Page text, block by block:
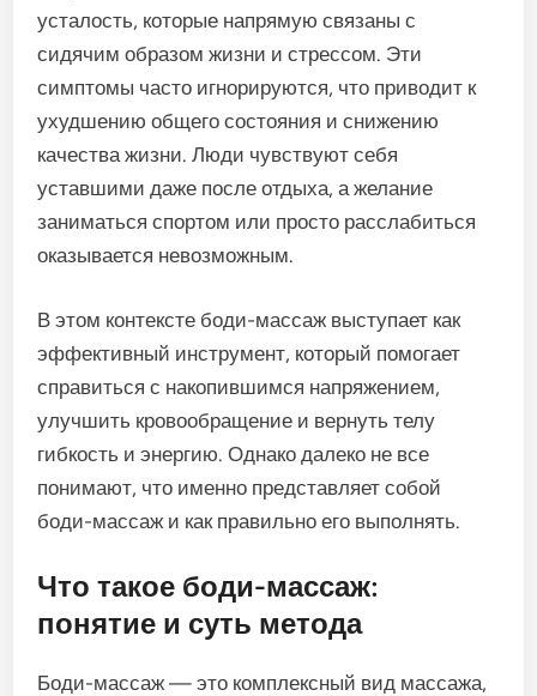
усталость, которые напрямую связаны с
сидячим образом жизни и стрессом. Эти
симптомы часто игнорируются, что приводит к
ухудшению общего состояния и снижению
качества жизни. Люди чувствуют себя
уставшими даже после отдыха, а желание
заниматься спортом или просто расслабиться
оказывается невозможным.
В этом контексте боди-массаж выступает как
эффективный инструмент, который помогает
справиться с накопившимся напряжением,
улучшить кровообращение и вернуть телу
гибкость и энергию. Однако далеко не все
понимают, что именно представляет собой
боди-массаж и как правильно его выполнять.
Что такое боди-массаж:
понятие и суть метода
Боди-массаж — это комплексный вид массажа,